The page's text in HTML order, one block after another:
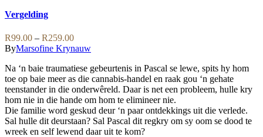
be
chosen
on
the
product
page
variants.
The
options
may
be
chosen
on
the
product
page
Vergelding
R99.00 – R259.00Price
range:
through
R259.00
ByMarsofine Krynauw
Na ‘n baie traumatiese gebeurtenis in Pascal se lewe, spits hy hom
toe op baie meer as die cannabis-handel en raak gou ‘n gehate
teenstander in die onderwêreld. Daar is net een probleem, hulle kry
hom nie in die hande om hom te elimineer nie.
Die familie word geskud deur ‘n paar ontdekkings uit die verlede.
Sal hulle dit deurstaan? Sal Pascal dit regkry om sy oom se dood te
wreek en self lewend daar uit te kom?